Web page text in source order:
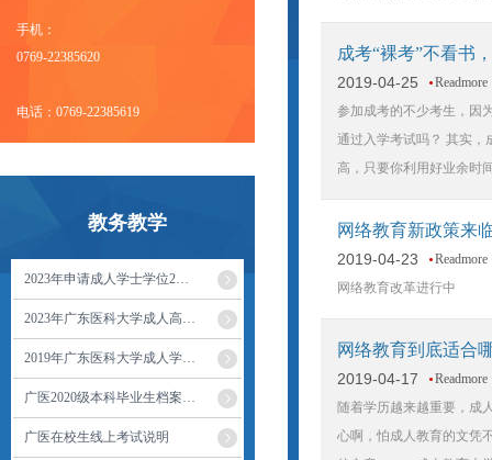
手机：
0769-22385620
电话：0769-22385619
教务教学
2023年申请成人学士学位2…
2023年广东医科大学成人高…
2019年广东医科大学成人学…
广医2020级本科毕业生档案…
广医在校生线上考试说明
成考“裸考”不看书
2019-04-25
Readmore
参加成考的不少考生，因
通过入学考试吗？ 其实，
高，只要你利用好业余时
网络教育新政策来
2019-04-23
Readmore
网络教育改革进行中
网络教育到底适合
2019-04-17
Readmore
随着学历越来越重要，成
心啊，怕成人教育的文凭